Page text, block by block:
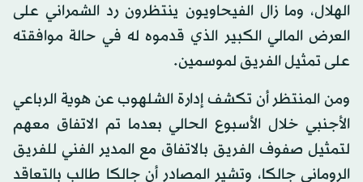
الهلال، وما زال الفيحاويون ينتظرون رد الشمراني على
العرض المالي الكبير الذي قدموه له في حالة موافقته
على تمثيل الفريق لموسمين.
ومن المنتظر أن تكشف إدارة الشلهوب عن هوية الرباعي
الأجنبي خلال الأسبوع الحالي بعدما تم الاتفاق معهم
لتمثيل صفوف الفريق بالاتفاق مع المدير الفني للفريق
الروماني جالكا، وتشير المصادر أن جالكا طالب بالتعاقد